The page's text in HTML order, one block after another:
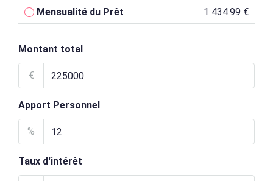
Mensualité du Prêt 1 434.99 €
Montant total
€
Apport Personnel
%
Taux d'intérêt